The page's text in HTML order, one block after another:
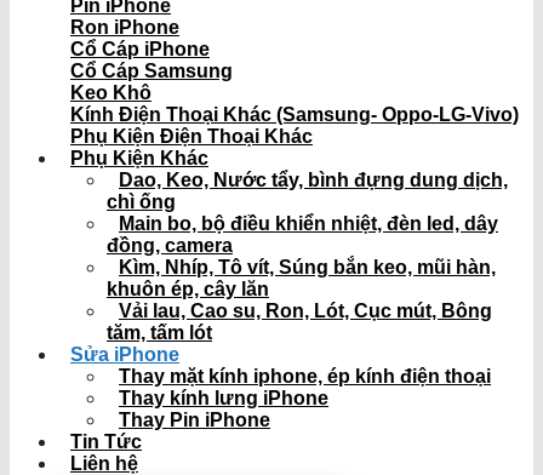
Pin iPhone
Ron iPhone
Cổ Cáp iPhone
Cổ Cáp Samsung
Keo Khô
Kính Điện Thoại Khác (Samsung- Oppo-LG-Vivo)
Phụ Kiện Điện Thoại Khác
Phụ Kiện Khác
Dao, Keo, Nước tẩy, bình đựng dung dịch,
chì ống
Main bo, bộ điều khiển nhiệt, đèn led, dây
đồng, camera
Kìm, Nhíp, Tô vít, Súng bắn keo, mũi hàn,
khuôn ép, cây lăn
Vải lau, Cao su, Ron, Lót, Cục mút, Bông
tăm, tấm lót
Sửa iPhone
Thay mặt kính iphone, ép kính điện thoại
Thay kính lưng iPhone
Thay Pin iPhone
Tin Tức
Liên hệ